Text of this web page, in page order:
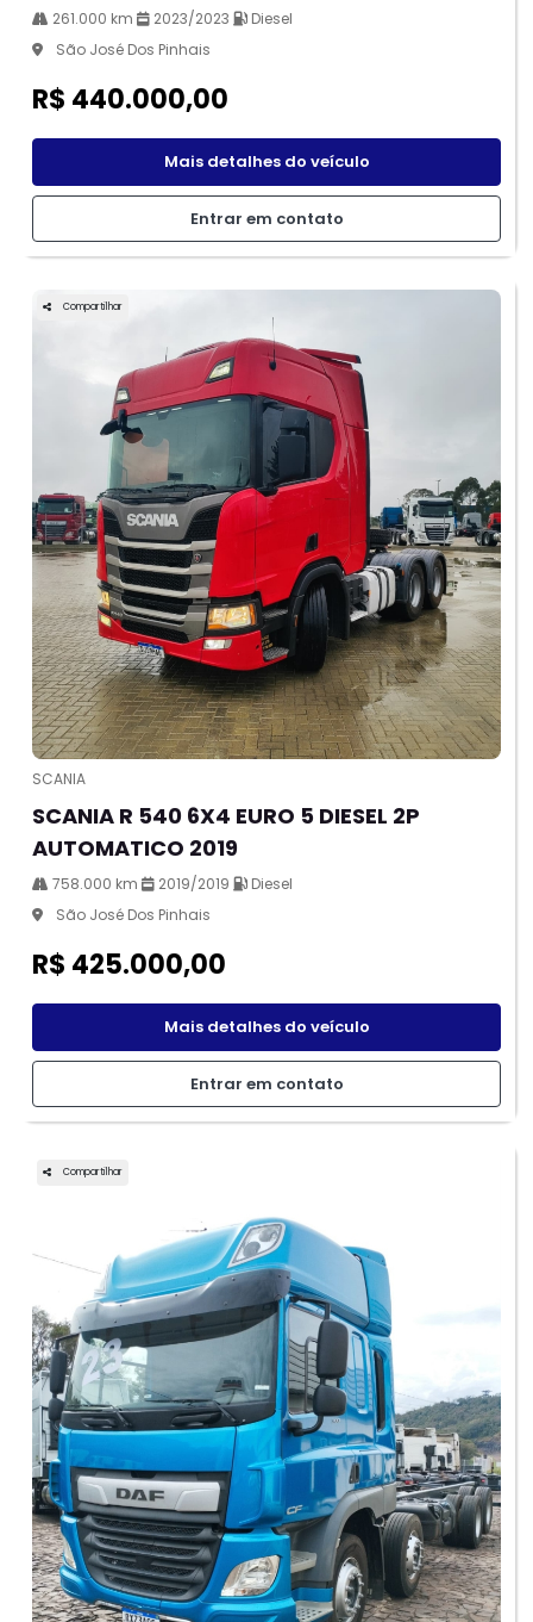
261.000 km 2023/2023
Diesel
São José Dos Pinhais
R$ 440.000,00
Mais detalhes do veículo
Entrar em contato
Compartilhar
SCANIA
SCANIA R 540 6X4 EURO 5 DIESEL 2P
AUTOMATICO 2019
758.000 km 2019/2019
Diesel
São José Dos Pinhais
R$ 425.000,00
Mais detalhes do veículo
Entrar em contato
Compartilhar